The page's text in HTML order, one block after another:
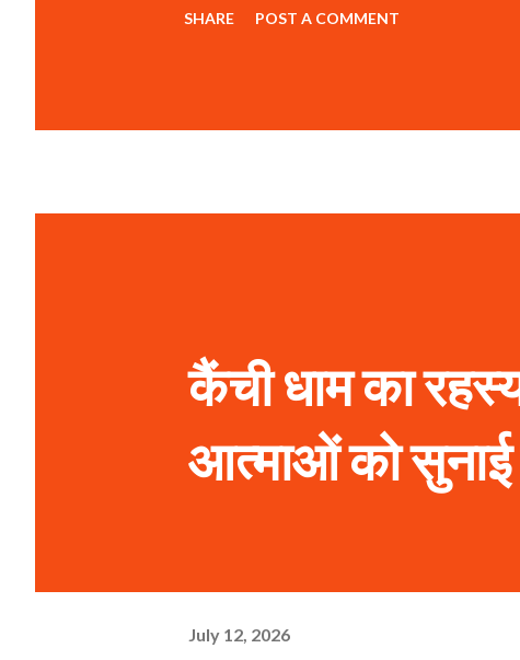
SHARE POST A COMMENT
कैंची धाम का
आत्माओं को
July 12, 2026